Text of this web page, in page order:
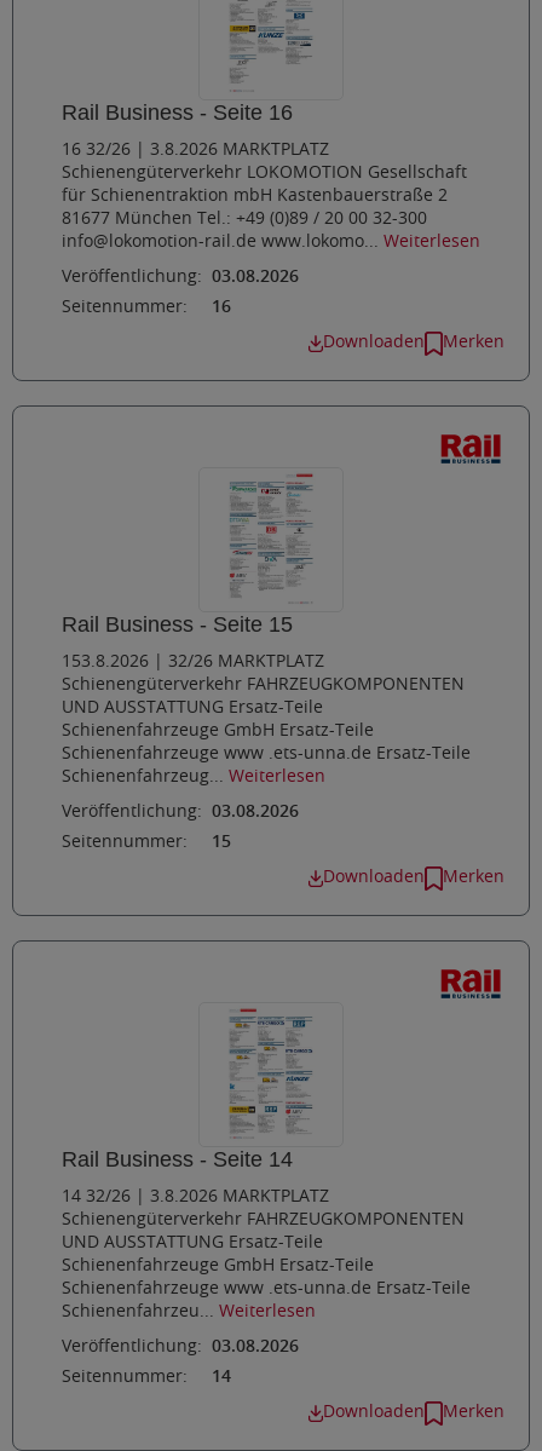
Rail Business - Seite 16
16 32/26 | 3.8.2026 MARKTPLATZ
Schienengüterverkehr LOKOMOTION Gesellschaft
für Schienentraktion mbH Kastenbauerstraße 2
81677 München Tel.: +49 (0)89 / 20 00 32-300
info@lokomotion-rail.de www.lokomo... Weiterlesen
Veröffentlichung:
03.08.2026
Seitennummer:
16
Downloaden Merken
Rail Business - Seite 15
153.8.2026 | 32/26 MARKTPLATZ
Schienengüterverkehr FAHRZEUGKOMPONENTEN
UND AUSSTATTUNG Ersatz-Teile
Schienenfahrzeuge GmbH Ersatz-Teile
Schienenfahrzeuge www .ets-unna.de Ersatz-Teile
Schienenfahrzeug... Weiterlesen
Veröffentlichung:
03.08.2026
Seitennummer:
15
Downloaden Merken
Rail Business - Seite 14
14 32/26 | 3.8.2026 MARKTPLATZ
Schienengüterverkehr FAHRZEUGKOMPONENTEN
UND AUSSTATTUNG Ersatz-Teile
Schienenfahrzeuge GmbH Ersatz-Teile
Schienenfahrzeuge www .ets-unna.de Ersatz-Teile
Schienenfahrzeu... Weiterlesen
Veröffentlichung:
03.08.2026
Seitennummer:
14
Downloaden Merken